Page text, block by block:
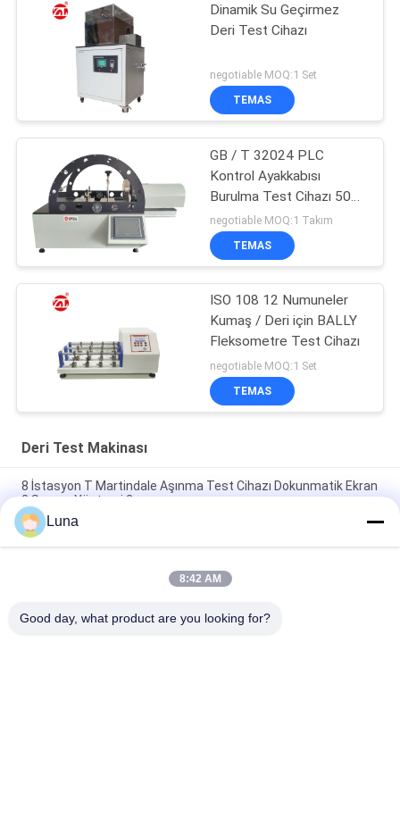
Dinamik Su Geçirmez
Deri Test Cihazı
negotiable MOQ:1 Set
TEMAS
GB / T 32024 PLC
Kontrol Ayakkabısı
Burulma Test Cihazı 50
NM Kapasite
negotiable MOQ:1 Takım
TEMAS
ISO 108 12 Numuneler
Kumaş / Deri için BALLY
Fleksometre Test Cihazı
negotiable MOQ:1 Set
TEMAS
Deri Test Makinası
8 İstasyon T Martindale Aşınma Test Cihazı Dokunmatik Ekran
2 Sayma Yöntemi 2
EN ISO19956 BS-5131 SATRA TM21 Topuk Sürekli Darbe Test
Cihazı
ASTM F1614 ASTM F1976 Ayakkabı Yastıklama Performans
Luna
8:42 AM
Good day, what product are you looking for?